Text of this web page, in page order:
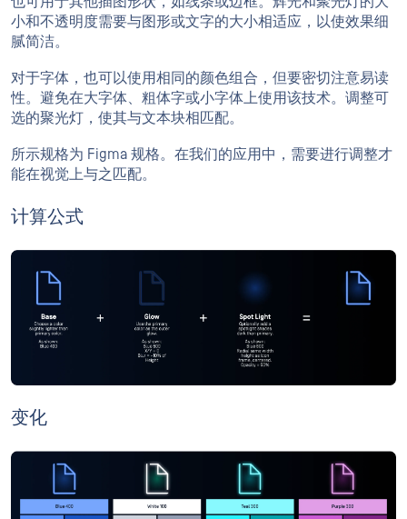
小和不透明度需要与图形或文字的大小相适应，以使效果细
腻简洁。
对于字体，也可以使用相同的颜色组合，但要密切注意易读
性。避免在大字体、粗体字或小字体上使用该技术。调整可
选的聚光灯，使其与文本块相匹配。
所示规格为 Figma 规格。在我们的应用中，需要进行调整才
能在视觉上与之匹配。
计算公式
变化